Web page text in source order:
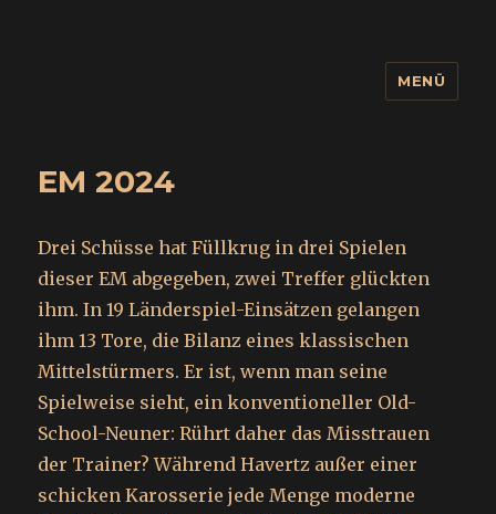
MENÜ
EM 2024
Drei Schüsse hat Füllkrug in drei Spielen
dieser EM abgegeben, zwei Treffer glückten
ihm. In 19 Länderspiel-Einsätzen gelangen
ihm 13 Tore, die Bilanz eines klassischen
Mittelstürmers. Er ist, wenn man seine
Spielweise sieht, ein konventioneller Old-
School-Neuner: Rührt daher das Misstrauen
der Trainer? Während Havertz außer einer
schicken Karosserie jede Menge moderne